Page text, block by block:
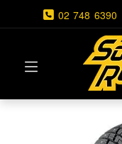
02 748 6390